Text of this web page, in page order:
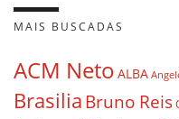
MAIS BUSCADAS
ACM Neto ALBA
BrasiliaBruno Reis